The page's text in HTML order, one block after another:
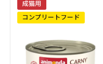
成猫用
コンプリートフード